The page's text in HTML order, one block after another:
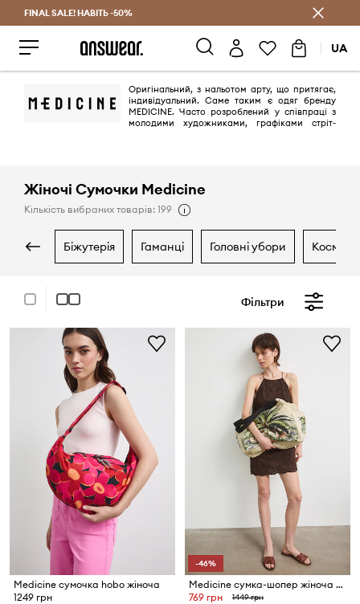
Заощаджуй з Answear Club
FINAL SALE! НАВІТЬ -50%
UA
Оригінальний, з нальотом арту, що притягає,
індивідуальний. Саме таким є одяг бренду
MEDICINE. Часто розроблений у співпраці з
молодими художниками, графіками стріт-
Жіночі Сумочки Medicine
Кількість вибраних товарів: 199
біжутерія гаманці головні убори
Фільтри
Medicine сумочка hobo жіноча
1249 грн
-46%
Medicine сумка-шопер жіноча бавовняна
769 грн
1449 грн